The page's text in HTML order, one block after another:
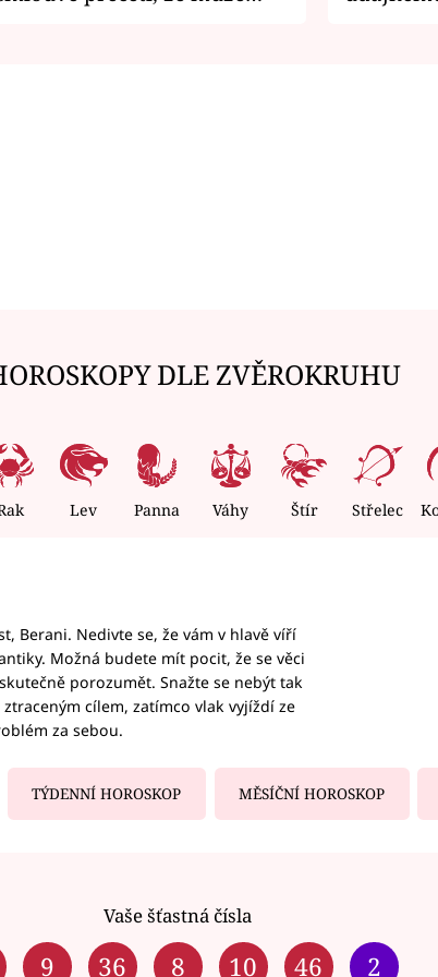
DLE ZVĚROKRUHU
Lev Panna Váhy Štír Střelec
Berani. Nedivte se, že vám v hlavě víří
Možná budete mít pocit, že se věci
porozumět. Snažte se nebýt tak
cílem, zatímco vlak vyjíždí ze
za sebou.
TÝDENNÍ HOROSKOP MĚSÍČNÍ HOROSKOP
Vaše šťastná čísla
9 36 8 10 46 2